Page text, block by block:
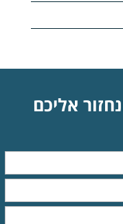
אליכם